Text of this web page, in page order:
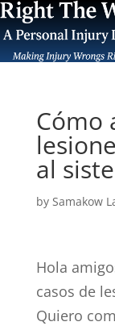
Cómo
al
by Samakow
Hola
casos de
Quiero